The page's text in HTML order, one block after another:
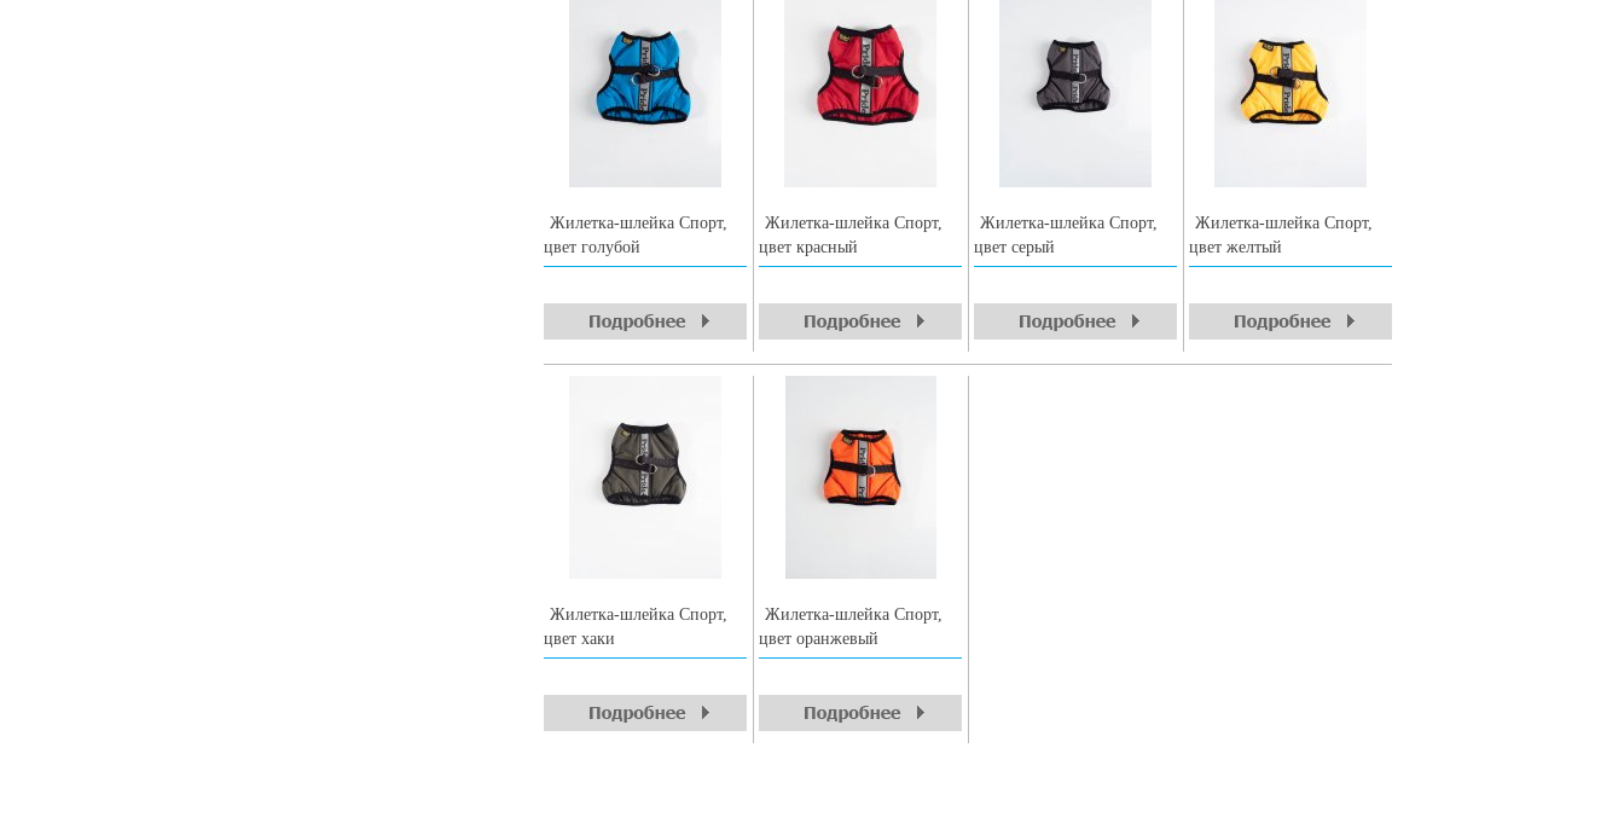
Жилетка-шлейка Спорт,
цвет голубой
Жилетка-шлейка Спорт,
цвет красный
Жилетка-шлейка Спорт,
цвет серый
Жилетка-шлейка Спорт,
цвет желтый
Жилетка-шлейка Спорт,
цвет хаки
Жилетка-шлейка Спорт,
цвет оранжевый